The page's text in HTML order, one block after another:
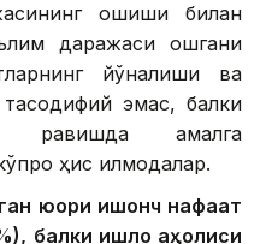
ошиши билан
даражаси ошгани
йўналиши ва
эмас, балки
амалга
ҳис қилмоқдалар.
юқори ишонч нафақат
балки қишлоқ аҳолиси